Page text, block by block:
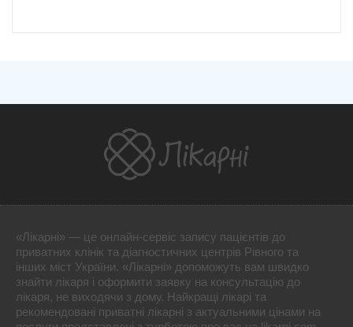
«Лікарні» — це онлайн-сервіс запису пацієнтів до
приватних клінік та діагностичних центрів Рівного та
інших міст України. «Лікарні» допоможуть вам швидко
знайти лікаря і оформити заявку на консультацію до
лікаря, не виходячи з дому. Найкращі лікарі та
рекомендовані приватні лікарні з актуальними цінами на